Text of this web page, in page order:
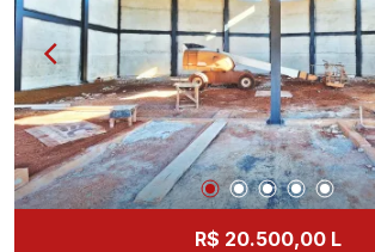
R$ 20.500,00 L